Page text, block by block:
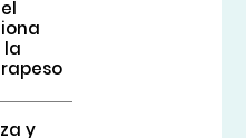
la
y